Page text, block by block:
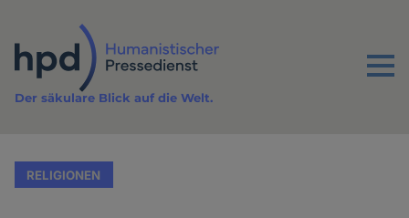
Inhalt
Menu
Der säkulare Blick auf die Welt.
RELIGIONEN